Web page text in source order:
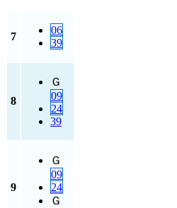
7
06
39
8
Ｇ
09
24
39
9
Ｇ
09
24
Ｇ